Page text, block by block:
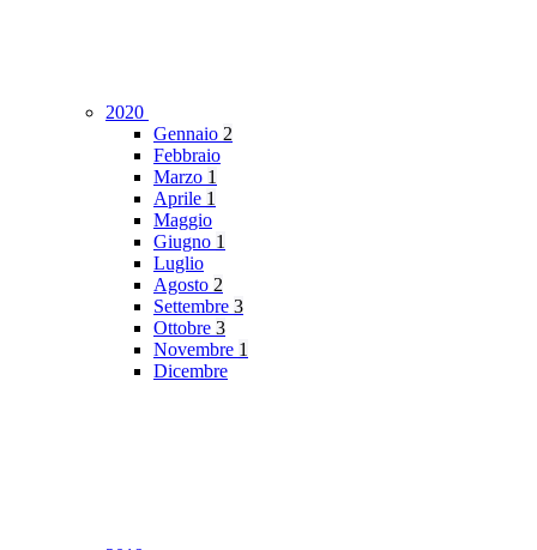
2020
Gennaio 2
Febbraio
Marzo 1
Aprile 1
Maggio
Giugno 1
Luglio
Agosto 2
Settembre 3
Ottobre 3
Novembre 1
Dicembre